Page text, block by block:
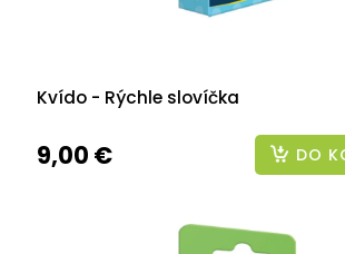
Kvído - Rýchle slovíčka
9,00 € DO